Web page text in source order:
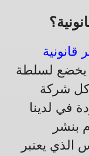
قانونية
يخضع لسلطة
كل شركة
في لدينا
بنشر
الذي يعتبر